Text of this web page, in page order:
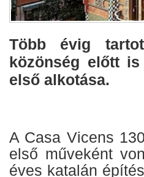
Több évig
közönség előtt
első alkotása.
A Casa Vicens
első műveként
éves katalán